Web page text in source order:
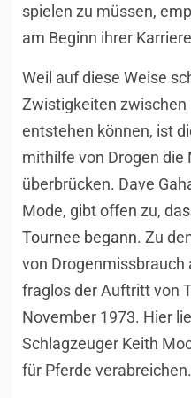
spielen zu müssen,
am Beginn ihrer
Weil auf diese Weise
Zwistigkeiten
entstehen können, ist
mithilfe von Drogen die
überbrücken. Dave
Mode, gibt offen zu,
Tournee begann. Zu
von Drogenmissbrauch
fraglos der Auftritt von
November 1973. Hier
Schlagzeuger Keith
für Pferde verabreichen.